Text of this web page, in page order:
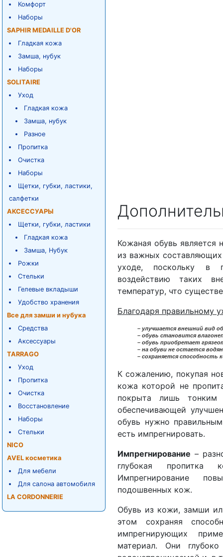
Комфорт
Наборы
SAPHIR MEDAILLE D'OR
Гладкая кожа
Замша, нубук
Наборы
SOLITAIRE
Уход
Гладкая кожа
Замша, нубук
Разное
Пропитка
Очистка
Наборы
Щетки, губки, ластики,
салфетки
АКСЕССУАРЫ
Щетки, губки, ластики
Гладкая кожа
Замша, Нубук
Рожки
Стельки
Гелевые вкладыши
Удобство хранения
Все для замши и нубука
Средства
Аксессуары
TARRAGO
Уход
Пропитка
Очистка
Восстановление
Наборы
Стельки
NICO
AVEL косметика
Для мебели
Для салона автомобиля
LA CORDONNERIE
Кожаная обувь является
из важных
уходе, поскольку в
воздействию таких
температур, что
Благодаря правильному
– улучшается внешний вид
– обувь становится
– обувь приобретает
– на обуви не остается
– сохраняется способность
К сожалению, покупая
кожа которой не
покрыта лишь тонким
обеспечивающей
обувь нужно
есть импрегнировать.
Импрегнирование –
глубокая пропитка
Импрегнирование
подошвенных кож.
Обувь из кожи, замши
этом сохраняя
импрегнирующих
материал. Они